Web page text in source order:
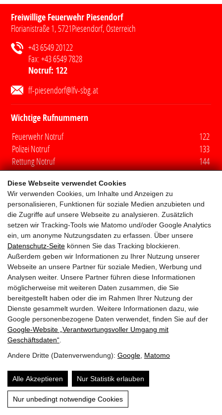
Diese Webseite verwendet Cookies
Wir verwenden Cookies, um Inhalte und Anzeigen zu
personalisieren, Funktionen für soziale Medien anzubieten und
die Zugriffe auf unsere Webseite zu analysieren. Zusätzlich
setzen wir Tracking-Tools wie Matomo und/oder Google Analytics
ein, um anonyme Nutzungsdaten zu erfassen. Über unsere
Datenschutz-Seite können Sie das Tracking blockieren.
Außerdem geben wir Informationen zu Ihrer Nutzung unserer
Webseite an unsere Partner für soziale Medien, Werbung und
Analysen weiter. Unsere Partner führen diese Informationen
möglicherweise mit weiteren Daten zusammen, die Sie
bereitgestellt haben oder die im Rahmen Ihrer Nutzung der
Dienste gesammelt wurden. Weitere Informationen dazu, wie
Google personenbezogene Daten verwendet, finden Sie auf der
Google‑Website „Verantwortungsvoller Umgang mit
Geschäftsdaten“
Andere Dritte (Datenverwendung): Google Matomo
Alle Akzeptieren Nur Statistik erlauben
Nur unbedingt notwendige Cookies
Freiwillige Feuerwehr Piesendorf
Florianistraße 1, 5721Piesendorf, Österreich
+43 6549 20122
Fax:+43 6549 7828
Notruf: 122
ff-piesendorf@lfv-sbg.at
Wichtige Rufnummern
Feuerwehr Notruf
122
Polizei Notruf
133
Rettung Notruf
144
Euro Notruf
112
Quicklinks
Mitglieder
Fuhrpark
Aufgaben
Wespenbeseitigung
Jugend
Archiv
Jahresplan
HWA
Feuerwehrhaus